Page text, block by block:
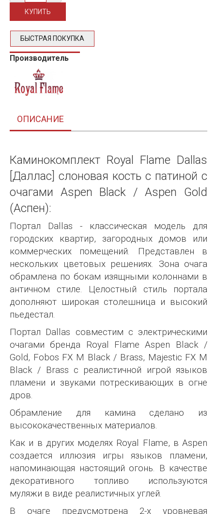
БЫСТРАЯ ПОКУПКА
Производитель
ОПИСАНИЕ
Каминокомплект Royal Flame Dallas
[Даллас] слоновая кость с патиной с
очагами Aspen Black / Aspen Gold
(Аспен):
Портал Dallas - классическая модель для
городских квартир, загородных домов или
коммерческих помещений. Представлен в
нескольких цветовых решениях. Зона очага
обрамлена по бокам изящными колоннами в
античном стиле. Целостный стиль портала
дополняют широкая столешница и высокий
пьедестал.
Портал Dallas совместим с электрическими
очагами бренда Royal Flame Aspen Black /
Gold, Fobos FX M Black / Brass, Majestic FX M
Black / Brass с реалистичной игрой языков
пламени и звуками потрескивающих в огне
дров.
Обрамление для камина сделано из
высококачественных материалов.
Как и в других моделях Royal Flame, в Aspen
создается иллюзия игры языков пламени,
напоминающая настоящий огонь. В качестве
декоративного топливо используются
муляжи в виде реалистичных углей.
В очаге предусмотрена 2-х уровневая